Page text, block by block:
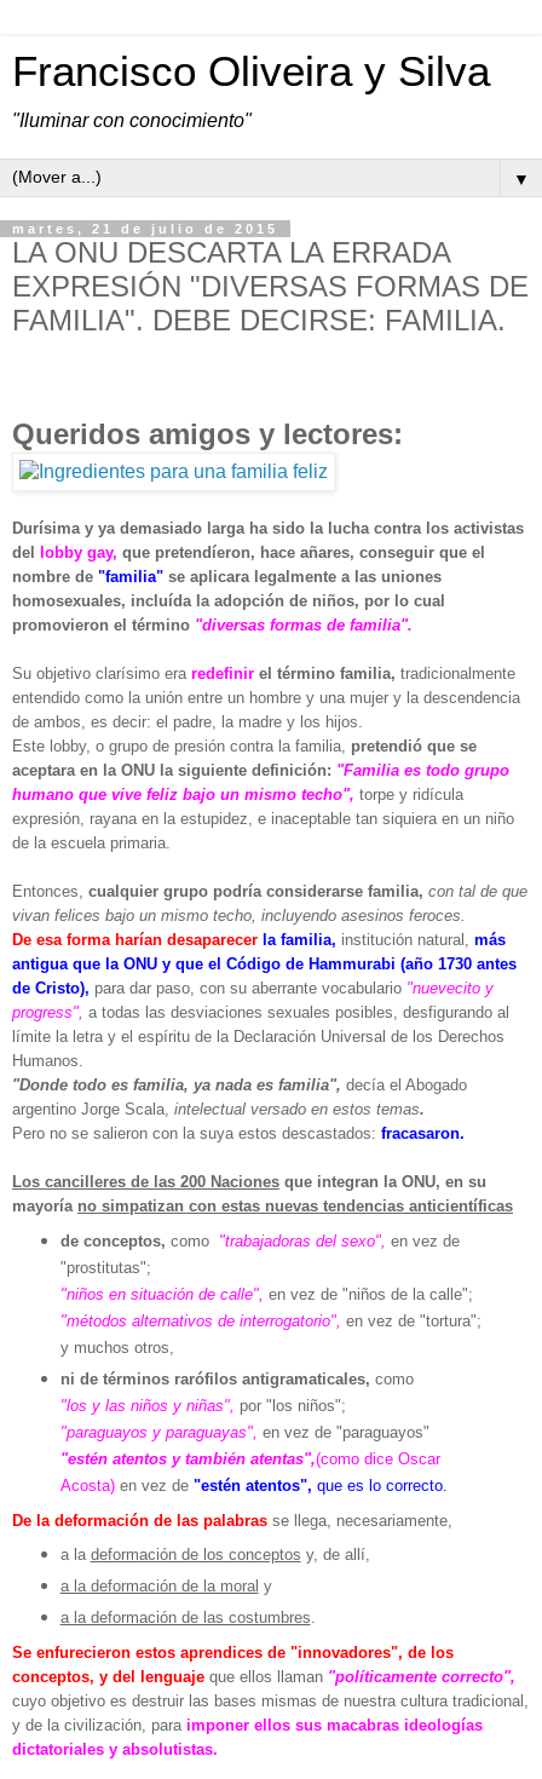
Francisco Oliveira y Silva
"Iluminar con conocimiento"
▼
martes, 21 de julio de 2015
LA ONU DESCARTA LA ERRADA
EXPRESIÓN "DIVERSAS FORMAS DE
FAMILIA". DEBE DECIRSE: FAMILIA.
Queridos amigos y lectores:
Durísima y ya demasiado larga ha sido la lucha contra los activistas
del
lobby gay, que pretendíeron, hace añares, conseguir que el
nombre de "familia" se aplicara legalmente a las uniones
homosexuales, incluída la adopción de niños, por lo cual
promovieron el término "diversas formas de familia".
Su objetivo clarísimo era redefinir el término familia, tradicionalmente
entendido como la unión entre un hombre y una mujer y la descendencia
de ambos, es decir: el padre, la madre y los hijos.
Este lobby, o grupo de presión contra la familia, pretendió que se
aceptara en la ONU la siguiente definición: "Familia es todo grupo
humano que vive feliz bajo un mismo techo", torpe y ridícula
expresión, rayana en la estupidez, e inaceptable tan siquiera en un niño
de la escuela primaria.
Entonces, cualquier grupo podría considerarse familia, con tal de que
vivan felices bajo un mismo techo, incluyendo asesinos feroces.
De esa forma harían desaparecer la familia, institución natural, más
antigua que la ONU y que el Código de Hammurabi (año 1730 antes
de Cristo), para dar paso, con su aberrante vocabulario "nuevecito y
progress", a todas las desviaciones sexuales posibles, desfigurando al
límite la letra y el espíritu de la Declaración Universal de los Derechos
Humanos.
"Donde todo es familia, ya nada es familia", decía el Abogado
argentino Jorge Scala, intelectual versado en estos temas.
Pero no se salieron con la suya estos descastados: fracasaron.
Los cancilleres de las 200 Naciones que integran la ONU, en su
mayoría no simpatizan con estas nuevas tendencias anticientíficas
de conceptos, como "trabajadoras del sexo", en vez de
"prostitutas";
"niños en situación de calle", en vez de "niños de la calle";
"métodos alternativos de interrogatorio", en vez de "tortura";
y muchos otros,
ni de términos rarófilos antigramaticales, como
"los y las niños y niñas", por "los niños";
"paraguayos y paraguayas", en vez de "paraguayos"
"estén atentos y también atentas",(como dice Oscar
Acosta) en vez de "estén atentos", que es lo correcto.
De la deformación de las palabras se llega, necesariamente,
a la deformación de los conceptos y, de allí,
a la deformación de la moral y
a la deformación de las costumbres.
Se enfurecieron estos aprendices de "innovadores", de los
conceptos, y del lenguaje que ellos llaman "políticamente correcto",
cuyo objetivo es destruir las bases mismas de nuestra cultura tradicional,
y de la civilización, para imponer ellos sus macabras ideologías
dictatoriales y absolutistas.